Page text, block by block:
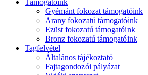
Támogatóink
Gyémánt fokozat támogatóink
Arany fokozatú támogatóink
Ezüst fokozatú támogatóink
Bronz fokozatú támogatóink
Tagfelvétel
Általános tájékoztató
Fajtagondozói pályázat